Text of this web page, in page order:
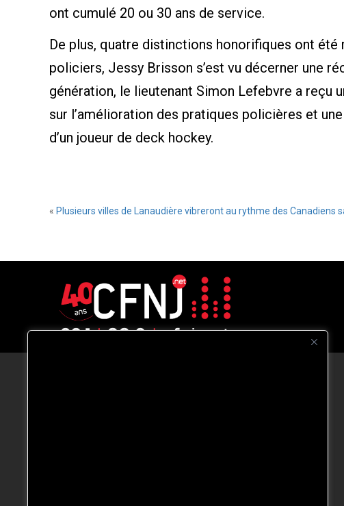
ont cumulé 20 ou 30 ans de service.
De plus, quatre distinctions honorifiques ont
policiers, Jessy Brisson s’est vu décerner une
génération, le lieutenant Simon Lefebvre a reçu
sur l’amélioration des pratiques policières et
d’un joueur de deck hockey.
« Plusieurs villes de Lanaudière vibreront au rythme des Canadiens